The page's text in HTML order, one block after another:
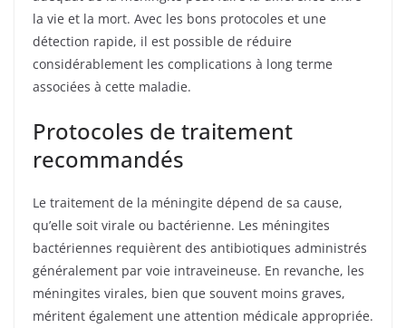
la vie et la mort. Avec les bons protocoles et une
détection rapide, il est possible de réduire
considérablement les complications à long terme
associées à cette maladie.
Protocoles de traitement
recommandés
Le traitement de la méningite dépend de sa cause,
qu’elle soit virale ou bactérienne. Les méningites
bactériennes requièrent des antibiotiques administrés
généralement par voie intraveineuse. En revanche, les
méningites virales, bien que souvent moins graves,
méritent également une attention médicale appropriée.